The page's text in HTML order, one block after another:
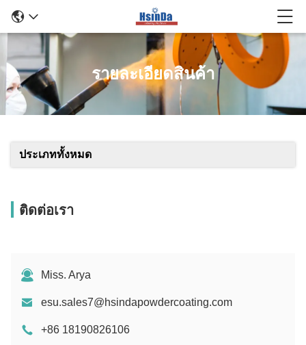
รายละเอียดสินค้า
ประเภททั้งหมด
ติดต่อเรา
Miss. Arya
esu.sales7@hsindapowdercoating.com
+86 18190826106